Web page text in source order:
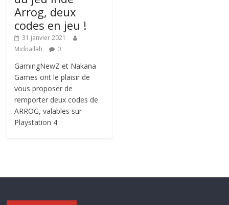
Arrog, deux
codes en jeu !
31 janvier 2021
Midnailah
0
GamingNewZ et Nakana
Games ont le plaisir de
vous proposer de
remporter deux codes de
ARROG, valables sur
Playstation 4